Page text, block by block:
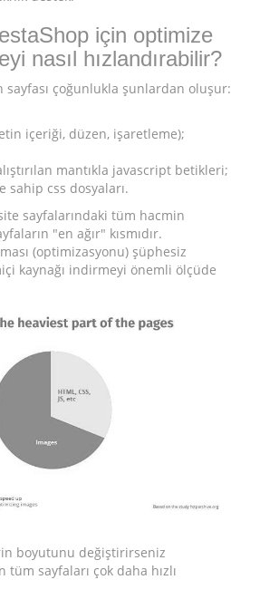
için optimize
nasıl hızlandırabilir?
çoğunlukla şunlardan oluşur:
içeriği, düzen, işaretleme);
mantıkla javascript betikleri;
sahip css dosyaları.
sayfalarındaki tüm hacmin
"en ağır" kısmıdır.
(optimizasyonu) şüphesiz
kaynağı indirmeyi önemli ölçüde
boyutunu değiştirirseniz
tüm sayfaları çok daha hızlı